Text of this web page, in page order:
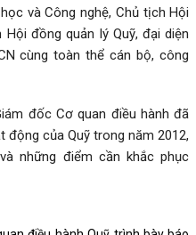
và Công nghệ, Chủ tịch Hội
đồng quản lý Quỹ, đại diện
cùng toàn thể cán bộ, công
đốc Cơ quan điều hành đã
động của Quỹ trong năm 2012,
những điểm cần khắc phục